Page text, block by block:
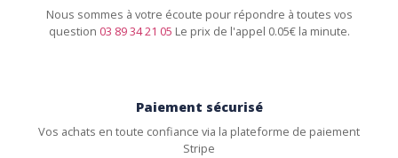
Nous sommes à votre écoute pour répondre à toutes vos
question 03 89 34 21 05 Le prix de l'appel 0.05€ la minute.
Paiement sécurisé
Vos achats en toute confiance via la plateforme de paiement
Stripe